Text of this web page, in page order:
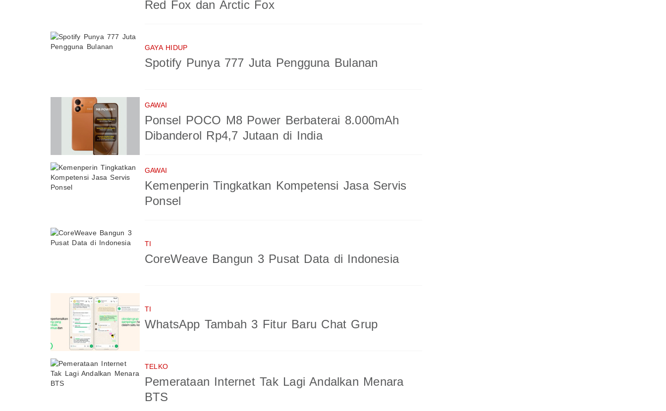
Red Fox dan Arctic Fox
GAYA HIDUP
Spotify Punya 777 Juta Pengguna Bulanan
GAWAI
Ponsel POCO M8 Power Berbaterai 8.000mAh
Dibanderol Rp4,7 Jutaan di India
GAWAI
Kemenperin Tingkatkan Kompetensi Jasa Servis
Ponsel
TI
CoreWeave Bangun 3 Pusat Data di Indonesia
TI
WhatsApp Tambah 3 Fitur Baru Chat Grup
TELKO
Pemerataan Internet Tak Lagi Andalkan Menara
BTS